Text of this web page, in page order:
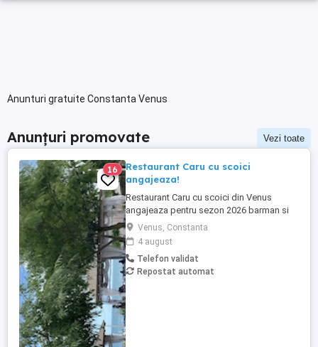
Anunturi gratuite Constanta Venus
Anunțuri promovate Vezi toate
16
Restaurant Caru cu scoici
angajeaza!
Restaurant Caru cu scoici din Venus
angajeaza pentru sezon 2026 barman si
ajutor barman, ospatar ,vânzător
inghetata. Se ofera cazare si o masa.
Venus, Constanta
4 august
Telefon validat
Repostat automat